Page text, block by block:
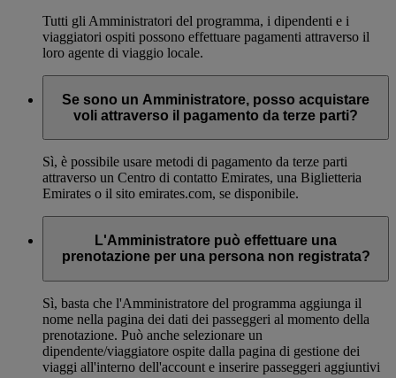
Tutti gli Amministratori del programma, i dipendenti e i
viaggiatori ospiti possono effettuare pagamenti attraverso il
loro agente di viaggio locale.
Se sono un Amministratore, posso acquistare
voli attraverso il pagamento da terze parti?
Sì, è possibile usare metodi di pagamento da terze parti
attraverso un Centro di contatto Emirates, una Biglietteria
Emirates o il sito emirates.com, se disponibile.
L'Amministratore può effettuare una
prenotazione per una persona non registrata?
Sì, basta che l'Amministratore del programma aggiunga il
nome nella pagina dei dati dei passeggeri al momento della
prenotazione. Può anche selezionare un
dipendente/viaggiatore ospite dalla pagina di gestione dei
viaggi all'interno dell'account e inserire passeggeri aggiuntivi